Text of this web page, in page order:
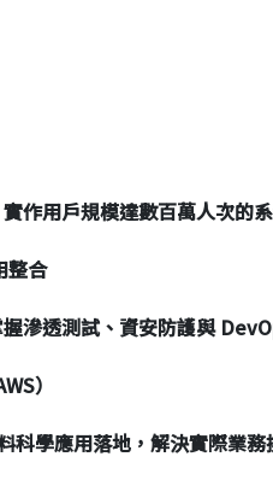
作用戶規模達數百萬人次的
整合
滲透測試、資安防護與
）
科學應用落地，解決實際業務